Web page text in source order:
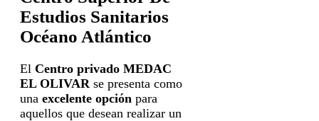
Estudios Sanitarios
Océano Atlántico
El Centro privado MEDAC
EL OLIVAR se presenta como
una excelente opción para
aquellos que desean realizar un